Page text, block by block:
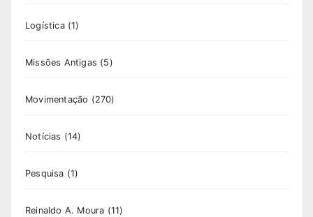
Logística(1)
Missões Antigas (5)
Movimentação (270)
Notícias (14)
Pesquisa (1)
Reinaldo A. Moura (11)